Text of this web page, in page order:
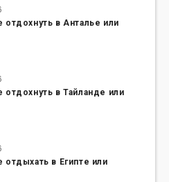
отдохнуть в Анталье или
отдохнуть в Тайланде или
отдыхать в Египте или